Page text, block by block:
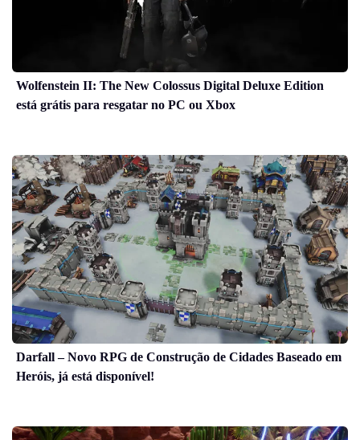
Wolfenstein II: The New Colossus Digital Deluxe Edition
está grátis para resgatar no PC ou Xbox
Darfall – Novo RPG de Construção de Cidades Baseado em
Heróis, já está disponível!